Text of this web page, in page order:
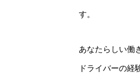
す。
あなたらしい働
ドライバーの経